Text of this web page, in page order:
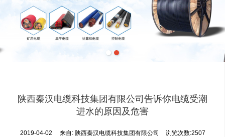
陕西秦汉电缆科技集团有限公司告诉你电缆受潮
进水的原因及危害
2019-04-02 来自: 陕西秦汉电缆科技集团有限公司 浏览次数:2507